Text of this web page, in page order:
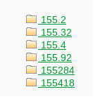
155.2
155.32
155.4
155.92
155284
155418